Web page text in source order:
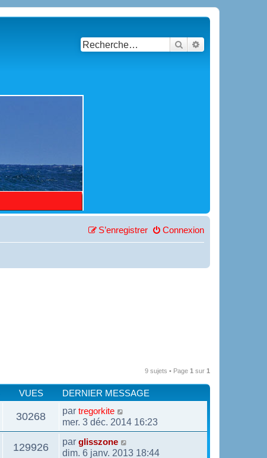
Rechercher
Connexion
S’enregistrer
9 sujets • Page 1 sur 1
VUES DERNIER MESSAGE
30268 par tregorkite
mer. 3 déc. 2014 16:23
129926 par glisszone
dim. 6 janv. 2013 18:44